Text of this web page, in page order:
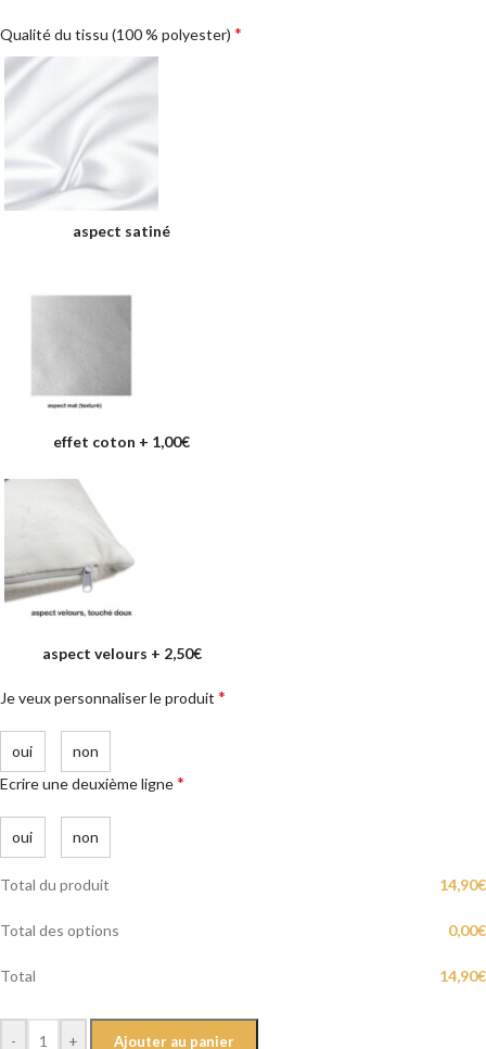
Qualité du tissu (100 % polyester) *
aspect satiné
effet coton + 1,00€
aspect velours + 2,50€
Je veux personnaliser le produit *
oui
non
Ecrire une deuxième ligne*
oui non
Total du produit 14,90€
Total des options 0,00€
Total 14,90€
- + Ajouter au panier